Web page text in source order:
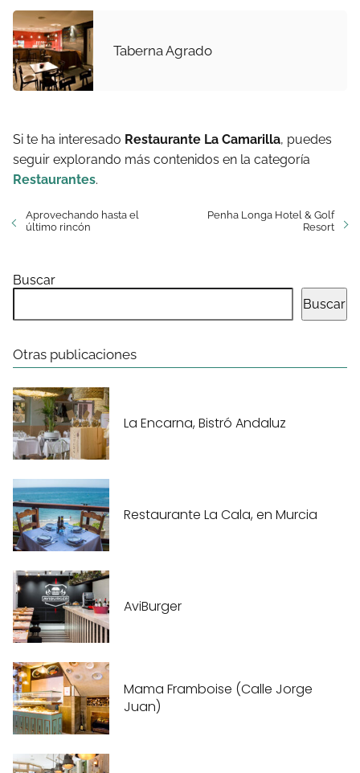
Taberna Agrado
Si te ha interesado Restaurante La Camarilla, puedes
seguir explorando más contenidos en la categoría
Restaurantes.
Aprovechando hasta el
último rincón
Penha Longa Hotel & Golf
Resort
Buscar
Buscar
Otras publicaciones
La Encarna, Bistró Andaluz
Restaurante La Cala, en Murcia
AviBurger
Mama Framboise (Calle Jorge
Juan)